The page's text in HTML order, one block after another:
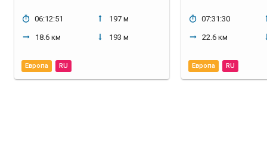
06:12:51
18.6 км
197 м
193 м
Европа RU
07:31:30
22.6 км
Европа RU